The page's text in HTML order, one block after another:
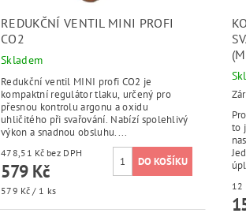
REDUKČNÍ VENTIL MINI PROFI
CO2
Skladem
Redukční ventil MINI profi CO2 je
kompaktní regulátor tlaku, určený pro
přesnou kontrolu argonu a oxidu
uhličitého při svařování. Nabízí spolehlivý
výkon a snadnou obsluhu....
478,51 Kč bez DPH
579 Kč
579 Kč / 1 ks
to